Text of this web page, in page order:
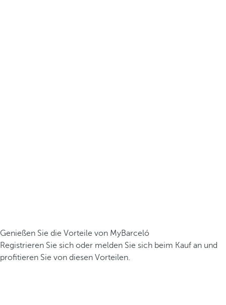
Genießen Sie die Vorteile von MyBarceló
Registrieren Sie sich oder melden Sie sich beim Kauf an und
profitieren Sie von diesen Vorteilen.